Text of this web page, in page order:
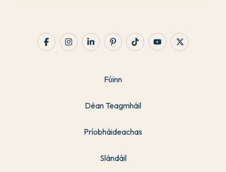
Fúinn
Déan Teagmháil
Príobháideachas
Slándáil